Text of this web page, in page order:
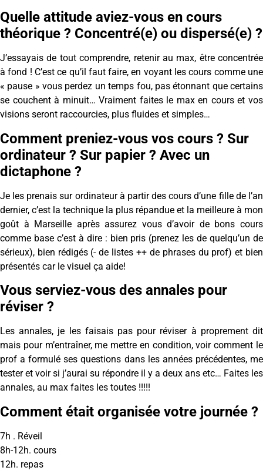
Quelle attitude aviez-vous en cours
théorique ? Concentré(e) ou dispersé(e) ?
J’essayais de tout comprendre, retenir au max, être concentrée
à fond ! C’est ce qu’il faut faire, en voyant les cours comme une
« pause » vous perdez un temps fou, pas étonnant que certains
se couchent à minuit… Vraiment faites le max en cours et vos
visions seront raccourcies, plus fluides et simples…
Comment preniez-vous vos cours ? Sur
ordinateur ? Sur papier ? Avec un
dictaphone ?
Je les prenais sur ordinateur à partir des cours d’une fille de l’an
dernier, c’est la technique la plus répandue et la meilleure à mon
goût à Marseille après assurez vous d’avoir de bons cours
comme base c’est à dire : bien pris (prenez les de quelqu’un de
sérieux), bien rédigés (- de listes ++ de phrases du prof) et bien
présentés car le visuel ça aide!
Vous serviez-vous des annales pour
réviser ?
Les annales, je les faisais pas pour réviser à proprement dit
mais pour m’entraîner, me mettre en condition, voir comment le
prof a formulé ses questions dans les années précédentes, me
tester et voir si j’aurai su répondre il y a deux ans etc… Faites les
annales, au max faites les toutes !!!!!
Comment était organisée votre journée ?
7h . Réveil
8h-12h. cours
12h. repas